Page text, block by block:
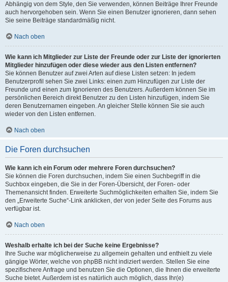
Abhängig von dem Style, den Sie verwenden, können Beiträge Ihrer Freunde
auch hervorgehoben sein. Wenn Sie einen Benutzer ignorieren, dann sehen
Sie seine Beiträge standardmäßig nicht.
Nach oben
Wie kann ich Mitglieder zur Liste der Freunde oder zur Liste der ignorierten
Mitglieder hinzufügen oder diese wieder aus den Listen entfernen?
Sie können Benutzer auf zwei Arten auf diese Listen setzen: In jedem
Benutzerprofil sehen Sie zwei Links: einen zum Hinzufügen zur Liste der
Freunde und einen zum Ignorieren des Benutzers. Außerdem können Sie im
persönlichen Bereich direkt Benutzer zu den Listen hinzufügen, indem Sie
deren Benutzernamen eingeben. An gleicher Stelle können Sie sie auch
wieder von den Listen entfernen.
Nach oben
Die Foren durchsuchen
Wie kann ich ein Forum oder mehrere Foren durchsuchen?
Sie können die Foren durchsuchen, indem Sie einen Suchbegriff in die
Suchbox eingeben, die Sie in der Foren-Übersicht, der Foren- oder
Themenansicht finden. Erweiterte Suchmöglichkeiten erhalten Sie, indem Sie
den „Erweiterte Suche“-Link anklicken, der von jeder Seite des Forums aus
verfügbar ist.
Nach oben
Weshalb erhalte ich bei der Suche keine Ergebnisse?
Ihre Suche war möglicherweise zu allgemein gehalten und enthielt zu viele
gängige Wörter, welche von phpBB nicht indiziert werden. Stellen Sie eine
spezifischere Anfrage und benutzen Sie die Optionen, die Ihnen die erweiterte
Suche bietet. Außerdem ist es natürlich auch möglich, dass Ihr(e)